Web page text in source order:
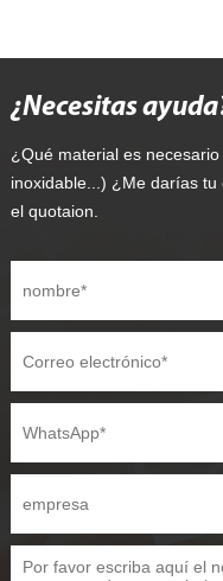
¿Necesitas
¿Qué material es
inoxidable...) ¿Me darías
el quotaion.